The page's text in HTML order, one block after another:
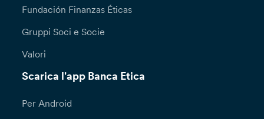
Fundación Finanzas Éticas
Gruppi Soci e Socie
Valori
Scarica l'app Banca Etica
Per Android